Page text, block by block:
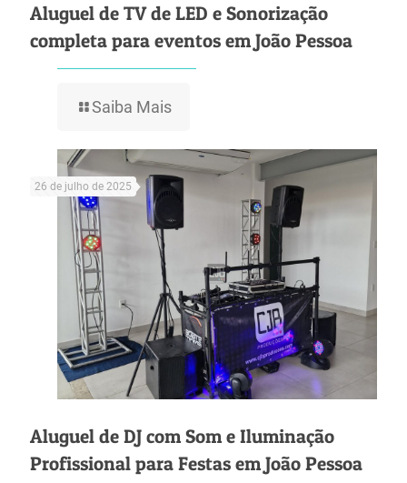
Aluguel de TV de LED e Sonorização
completa para eventos em João Pessoa
Saiba Mais
26 de julho de 2025
Aluguel de DJ com Som e Iluminação
Profissional para Festas em João Pessoa